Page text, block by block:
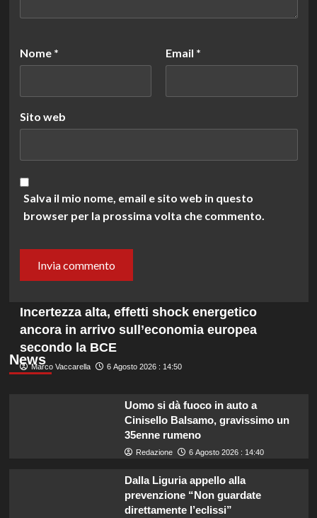
Nome * Email *
Sito web
Salva il mio nome, email e sito web in questo
browser per la prossima volta che commento.
News
Incertezza alta, effetti shock energetico
ancora in arrivo sull’economia europea
secondo la BCE
Marco Vaccarella 6 Agosto 2026 : 14:50
Uomo si dà fuoco in auto a
Cinisello Balsamo, gravissimo un
35enne rumeno
Redazione 6 Agosto 2026 : 14:40
Dalla Liguria appello alla
prevenzione “Non guardate
direttamente l’eclissi”